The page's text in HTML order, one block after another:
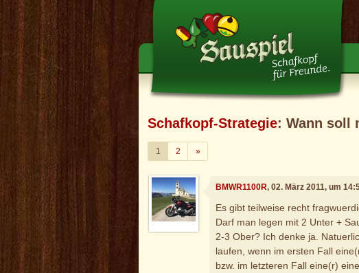
Schafkopf-Strategie: Wann soll
1 2 »Weiter
BMWR1100R, 02. März 2011, um
Es gibt teilweise recht
Darf man legen mit 2 Unter +
2-3 Ober? Ich denke ja.
laufen, wenn im ersten Fall
bzw. im letzteren Fall eine(r)